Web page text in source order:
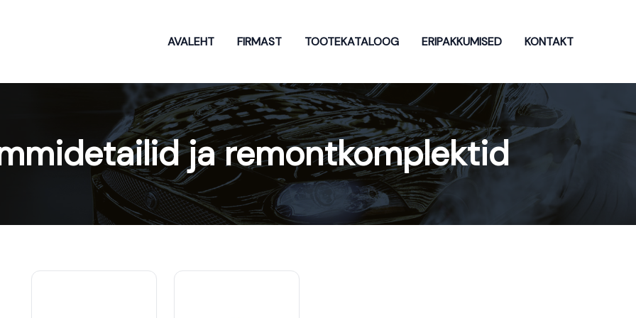
AVALEHT FIRMAST TOOTEKATALOOG ERIPAKKUMISED KONTAKT
ja remontkomplektid